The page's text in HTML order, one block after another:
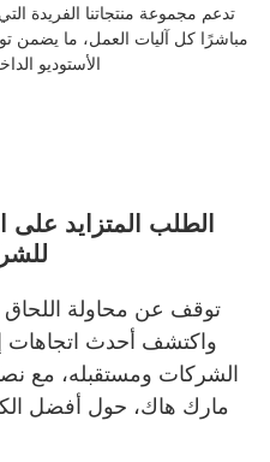
تدعم مجموعة منتجاتنا الفريدة
مباشرًا كل آليات العمل، ما يضمن
الأستوديو
الطلب المتزايد على
توقف عن محاولة اللحاق
واكتشف أحدث اتجاهات
الشركات ومستقبله، مع
مارك هاك، حول أفضل